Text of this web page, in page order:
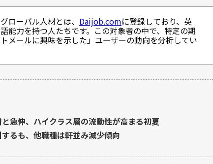
ローバル人材とは、 Daijob.comに登録しており、英
能力を持つ人たちです。この対象者の中で、特定の期
メールに興味を示した」ユーザーの動向を分析してい
急伸、ハイクラス層の流動性が高まる初夏
るも、他職種は軒並み減少傾向